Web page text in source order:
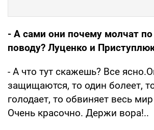
- А сами они почему молчат
поводу? Луценко и
- А что тут скажешь? Все
защищаются, то один болеет,
голодает, то обвиняет весь
Очень красочно. Держи вора!..